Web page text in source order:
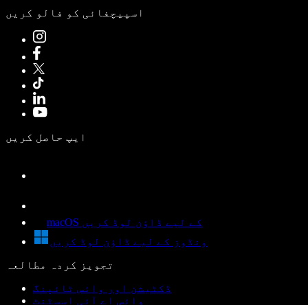
اسپیچفائی کو فالو کریں
ایپ حاصل کریں
macOS کے لیے ڈاؤن لوڈ کریں
ونڈوز کے لیے ڈاؤن لوڈ کریں
تجویز کردہ مطالعہ
ڈکٹیشن اور وائس ٹائپنگ
وائس اے آئی اسسٹنٹ